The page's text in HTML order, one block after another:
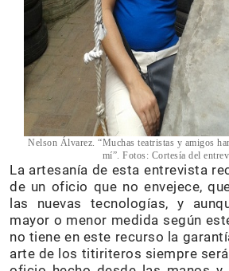
Nelson Álvarez. “Muchas teatristas y amigos
mí”. Fotos: Cortesía del
La artesanía de esta entrevista
de un oficio que no envejece,
las nuevas tecnologías, y
mayor o menor medida según
no tiene en este recurso la
arte de los titiriteros siempre